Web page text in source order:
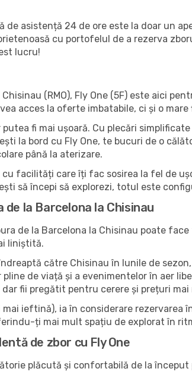
de asistență 24 de ore este la doar un
cu portofelul de a rezerva
lucru!
(RMO), Fly One (5F) este aici
acces la oferte imbatabile, ci și o
fi mai ușoară. Cu plecări
la bord cu Fly One, te bucuri de o
până la aterizare.
facilități care îți fac sosirea la fel de
să începi să explorezi, totul este
la Barcelona la Chisinau
de la Barcelona la Chisinau poate
liniștită.
către Chisinau în lunile de
de viață și a evenimentelor în aer
fii pregătit pentru cerere și prețuri mai
ieftină), ia în considerare
ți mai mult spațiu de explorat în
de zbor cu Fly One
plăcută și confortabilă de la